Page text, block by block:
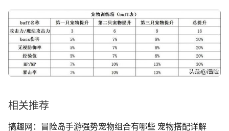
相关推荐
搞趣网：冒险岛手游强势宠物组合有哪些 宠物搭配详解